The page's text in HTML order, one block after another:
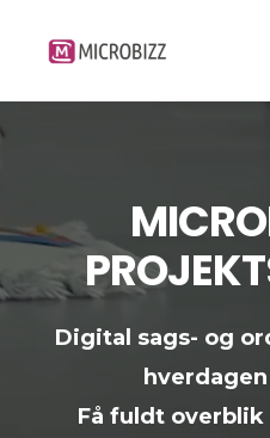
PROJEKT
Digital sags- og
Få fuldt